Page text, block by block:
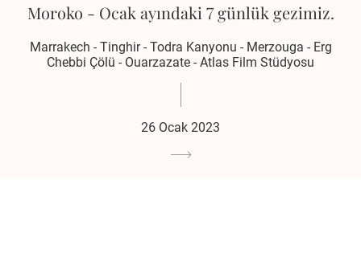
Moroko - Ocak ayındaki 7 günlük gezimiz.
Marrakech - Tinghir - Todra Kanyonu - Merzouga - Erg
Chebbi Çölü - Ouarzazate - Atlas Film Stüdyosu
26 Ocak 2023